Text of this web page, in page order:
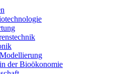
der Bioökonomie